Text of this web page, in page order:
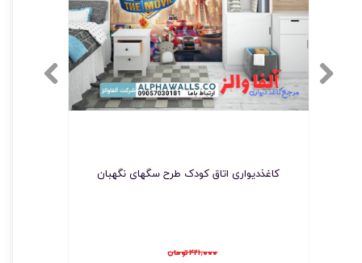
کاغذدیواری اتاق کودک طرح سگهای نگهبان
۴۲۱,۰۰۰ تومان